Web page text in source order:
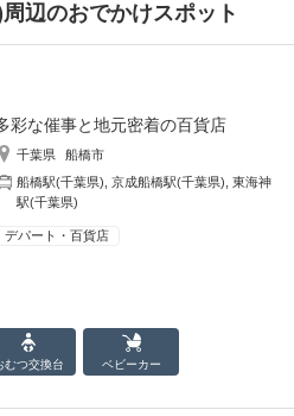
辺のおでかけスポット
彩な催事と地元密着の百貨店
千葉県
船橋市
船橋駅(千葉県) ,京成船橋駅(千葉県) ,東海神
駅(千葉県)
デパート・百貨店
むつ交換台 ベビーカー